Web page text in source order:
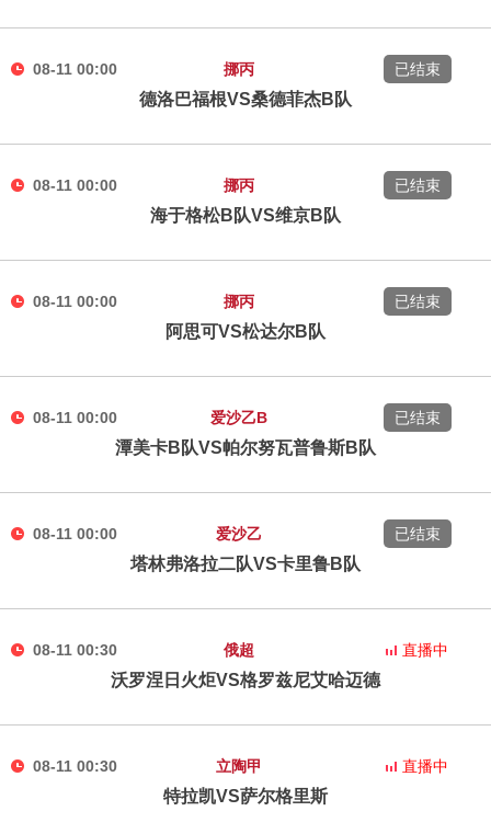
08-11 00:00 挪丙
德洛巴福根VS桑德菲杰B队
已结束
08-11 00:00 挪丙
海于格松B队VS维京B队
已结束
08-11 00:00 挪丙
阿思可VS松达尔B队
已结束
08-11 00:00 爱沙乙B
潭美卡B队VS帕尔努瓦普鲁斯B队
已结束
08-11 00:00 爱沙乙
塔林弗洛拉二队VS卡里鲁B队
已结束
08-11 00:30 俄超
沃罗涅日火炬VS格罗兹尼艾哈迈德
直播中
08-11 00:30 立陶甲
特拉凯VS萨尔格里斯
直播中